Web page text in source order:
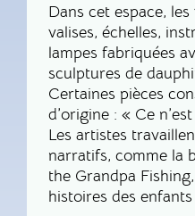
Dans cet espace,
valises, échelles,
lampes fabriquées
sculptures de
Certaines pièces
d’origine : « Ce
Les artistes
narratifs, comme la
the Grandpa
histoires des